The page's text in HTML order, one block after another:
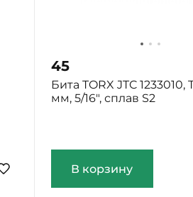
45
Бита TORX JTC 1233010,
мм, 5/16", сплав S2
В корзину